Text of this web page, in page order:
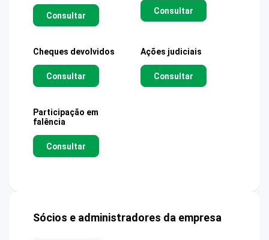
Consultar Consultar
Cheques devolvidos
Consultar
Ações judiciais
Consultar
Participação em
falência
Consultar
Sócios e administradores da empresa